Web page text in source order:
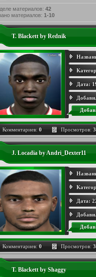
материалов: 42
материалов: 1-10
T. Blackett by Rednik
Дата:
Комментариев: 0 Просмотров:
J. Locadia by Andri_Dexter11
Дата:
Комментариев: 0 Просмотров:
T. Blackett by Shaggy